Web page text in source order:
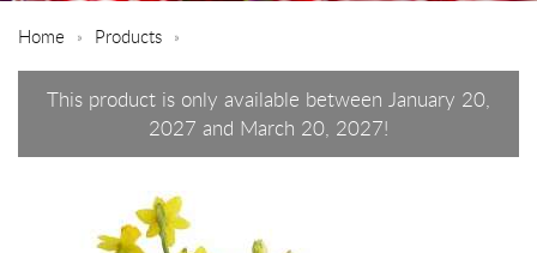
Home Products
This product is only available between January 20,
2027 and March 20, 2027!